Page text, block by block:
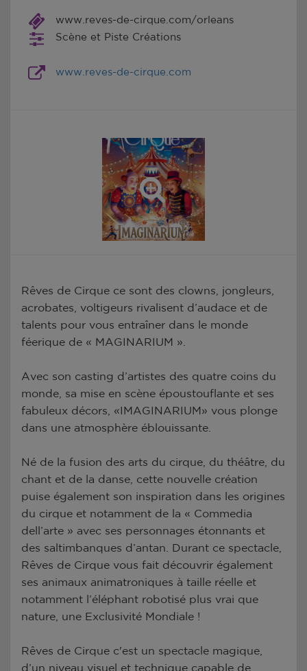
www.reves-de-cirque.com/orleans
Scène et Piste Créations
www.reves-de-cirque.com
Rêves de Cirque ce sont des clowns, jongleurs,
acrobates, voltigeurs rivalisent d’audace et de
talents pour vous entraîner dans le monde
féerique de « MAGINARIUM ».
Avec son casting d’artistes des quatre coins du
monde, sa mise en scène époustouflante et ses
fabuleux décors, «IMAGINARIUM» vous plonge
dans une atmosphère éblouissante.
Né de la fusion des arts du cirque, du théâtre, du
chant et de la danse, cette nouvelle création
puise également son inspiration dans les origines
du cirque et notamment de la « Commedia
dell’arte » avec ses personnages étonnants et
des saltimbanques d’antan. Durant ce spectacle,
Rêves de Cirque vous fait découvrir également
ses animaux animatroniques à taille réelle et
notamment l’éléphant robotisé plus vrai que
nature, une Exclusivité Mondiale !
Rêves de Cirque c'est un spectacle magique,
d’un niveau visuel et technique capable de